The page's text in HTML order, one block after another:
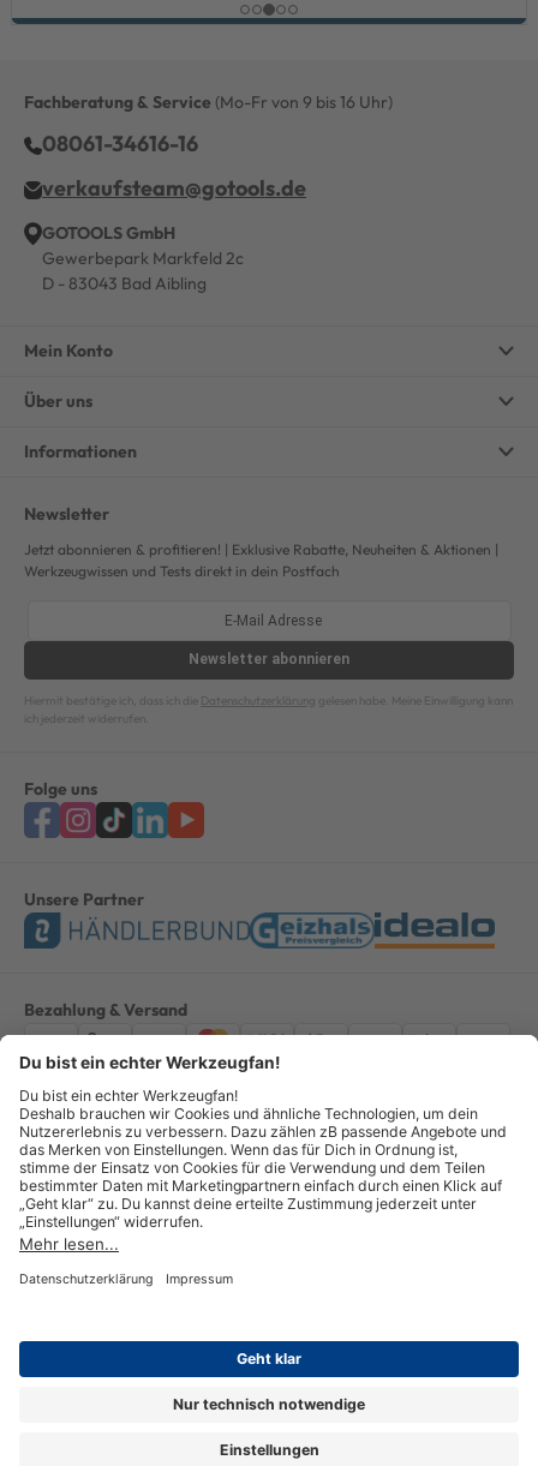
Fachberatung & Service (Mo-Fr von 9 bis 16 Uhr)
08061-34616-16
verkaufsteam@gotools.de
GOTOOLS GmbH
Gewerbepark Markfeld 2c
D - 83043 Bad Aibling
Mein Konto
Über uns
Informationen
Newsletter
Jetzt abonnieren & profitieren! | Exklusive Rabatte, Neuheiten & Aktionen |
Werkzeugwissen und Tests direkt in dein Postfach
Newsletter abonnieren
Hiermit bestätige ich, dass ich die Datenschutzerklärung gelesen habe. Meine Einwilligung kann
ich jederzeit widerrufen.
Folge uns
Unsere Partner
Bezahlung & Versand
ImpressumAGBDatenschutzWiderruf Vertrag widerrufen
Alle Preise verstehen sich inkl. ges. MwSt. *Kostenloser Versand innerhalb
Deutschlands, bei Bestellungen ab 100,00 Euro.
© Copyright 2026 GOTOOLS GmbH - Alle Rechte vorbehalten. powered by
createyourtemplate